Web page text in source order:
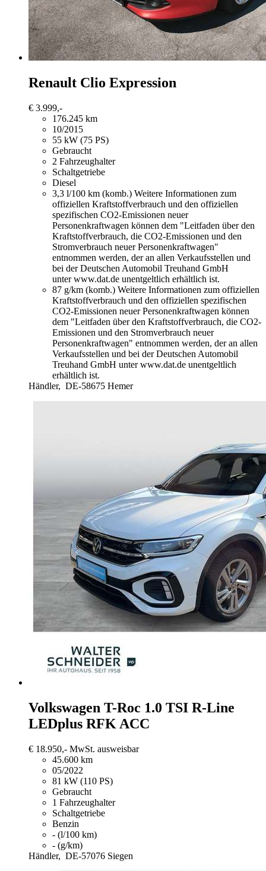
Renault Clio Expression
€ 3.999,-
176.245 km
10/2015
55 kW (75 PS)
Gebraucht
2 Fahrzeughalter
Schaltgetriebe
Diesel
3,3 l/100 km (komb.) Weitere Informationen zum
offiziellen Kraftstoffverbrauch und den offiziellen
spezifischen CO2-Emissionen neuer
Personenkraftwagen können dem "Leitfaden über den
Kraftstoffverbrauch, die CO2-Emissionen und den
Stromverbrauch neuer Personenkraftwagen"
entnommen werden, der an allen Verkaufsstellen und
bei der Deutschen Automobil Treuhand GmbH
unter www.dat.de unentgeltlich erhältlich ist.
87 g/km (komb.) Weitere Informationen zum offiziellen
Kraftstoffverbrauch und den offiziellen spezifischen
CO2-Emissionen neuer Personenkraftwagen können
dem "Leitfaden über den Kraftstoffverbrauch, die CO2-
Emissionen und den Stromverbrauch neuer
Personenkraftwagen" entnommen werden, der an allen
Verkaufsstellen und bei der Deutschen Automobil
Treuhand GmbH unter www.dat.de unentgeltlich
erhältlich ist.
Händler, DE-58675 Hemer
Volkswagen T-Roc 1.0 TSI R-Line
LEDplus RFK ACC
€ 18.950,- MwSt. ausweisbar
45.600 km
05/2022
81 kW (110 PS)
Gebraucht
1 Fahrzeughalter
Schaltgetriebe
Benzin
- (l/100 km)
- (g/km)
Händler, DE-57076 Siegen